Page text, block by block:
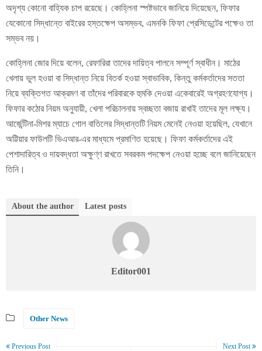
অদৃশ্য কোনো বাহ্যিক চাপ রয়েছে। কোহ্লিনা স্পষ্টভাবে জানিয়ে দিয়েছেন, ফিফার
যেকোনো সিদ্ধান্তে বাইরের হস্তক্ষেপ অসম্ভব, এমনকি ফিফা প্রেসিডেন্টের পক্ষেও তা
সম্ভব নয়।
কোহ্লিনা জোর দিয়ে বলেন, রেফারিরা তাদের দায়িত্ব পালনে সম্পূর্ণ স্বাধীন। মাঠের
খেলায় ভুল হওয়া বা সিদ্ধান্ত নিয়ে বিতর্ক হওয়া স্বাভাবিক, কিন্তু কর্মকর্তাদের সততা
নিয়ে ব্যক্তিগত আক্রমণ বা তাঁদের পরিবারকে হুমকি দেওয়া একেবারেই অগ্রহণযোগ্য।
ফিফার কঠোর নিয়ম অনুযায়ী, খেলা পরিচালনায় স্বচ্ছতা বজায় রাখাই তাদের মূল লক্ষ্য।
আর্জেন্টিনা-মিশর ম্যাচে গোল বাতিলের সিদ্ধান্তটি নিয়ম মেনেই নেওয়া হয়েছিল, যেখানে
অট্টিয়ার ফাউলটি ভিএআর-এর মাধ্যমে প্রমাণিত হয়েছে। ফিফা কর্মকর্তাদের এই
পেশাদারিত্ব ও দায়বদ্ধতা অক্ষুণ্ণ রাখতে সবরকম পদক্ষেপ নেওয়া হচ্ছে বলে জানিয়েছেন
তিনি।
About the author Latest posts
Editor001
Other News
Previous Post Next Post